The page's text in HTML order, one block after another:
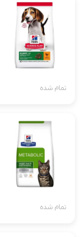
تمام شده
تمام شده